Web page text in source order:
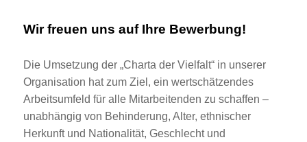
Wir freuen uns auf Ihre Bewerbung!
Die Umsetzung der „Charta der Vielfalt“ in unserer
Organisation hat zum Ziel, ein wertschätzendes
Arbeitsumfeld für alle Mitarbeitenden zu schaffen –
unabhängig von Behinderung, Alter, ethnischer
Herkunft und Nationalität, Geschlecht und